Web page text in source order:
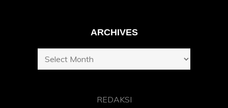
ARCHIVES
Archives
REDAKSI